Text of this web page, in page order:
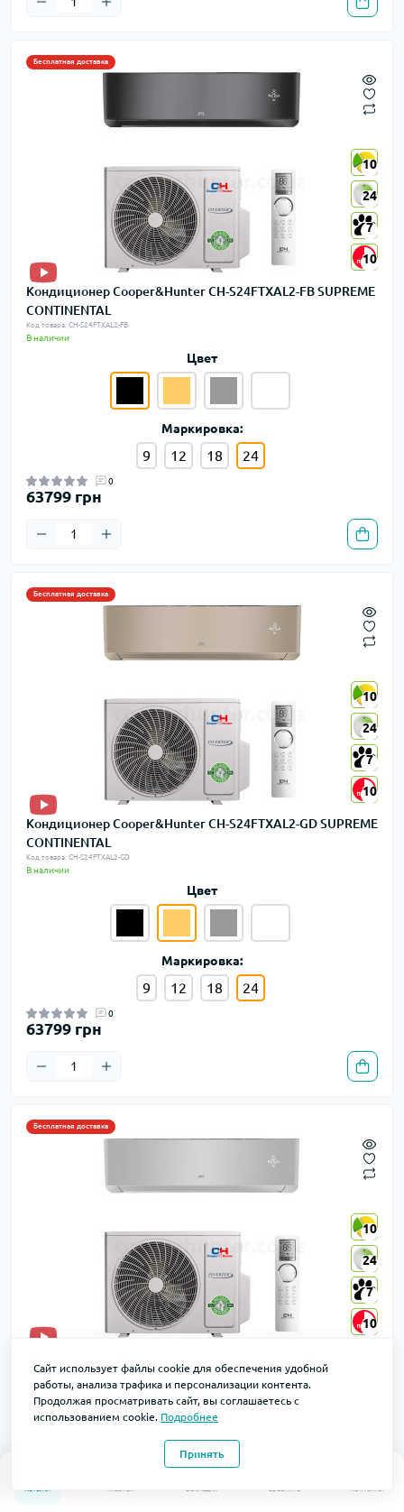
Каталог Главная Закладки
0
Сравнить Контакты
Бесплатная доставка
10
24
7
10
10
24
7
10
Кондиционер Cooper&Hunter CH-S24FTXAL2-FB SUPREME
CONTINENTAL
Код товара: CH-S24FTXAL2-FB
В наличии
Цвет
Маркировка:
9 12 18 24
0
63799 грн
Бесплатная доставка
10
24
7
10
10
24
7
10
Кондиционер Cooper&Hunter CH-S24FTXAL2-GD SUPREME
CONTINENTAL
Код товара: CH-S24FTXAL2-GD
В наличии
Цвет
Маркировка:
9 12 18 24
0
63799 грн
Бесплатная доставка
10
24
7
10
10
24
7
10
CONTINENTAL
Код товара: CH-S24FTXAL2-SC
В наличии
Цвет
Маркировка:
Сайт использует файлы cookie для обеспечения удобной
работы, анализа трафика и персонализации контента.
Продолжая просматривать сайт, вы соглашаетесь с
использованием cookie. Подробнее
Принять